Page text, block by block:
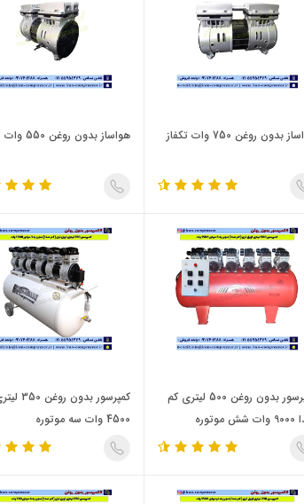
بدون روغن 750 وات تکفاز هواساز بدون روغن 550 وات تکفاز
کمپرسور بدون روغن 500 لیتری کم
کمپرسور بدون
4500 وات سه موتوره